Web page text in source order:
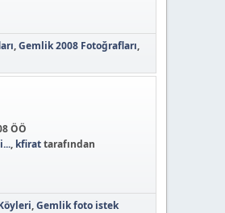
Gemlik 2008 Fotoğrafları
ÖÖ
, kfirattarafından
Gemlik foto istek